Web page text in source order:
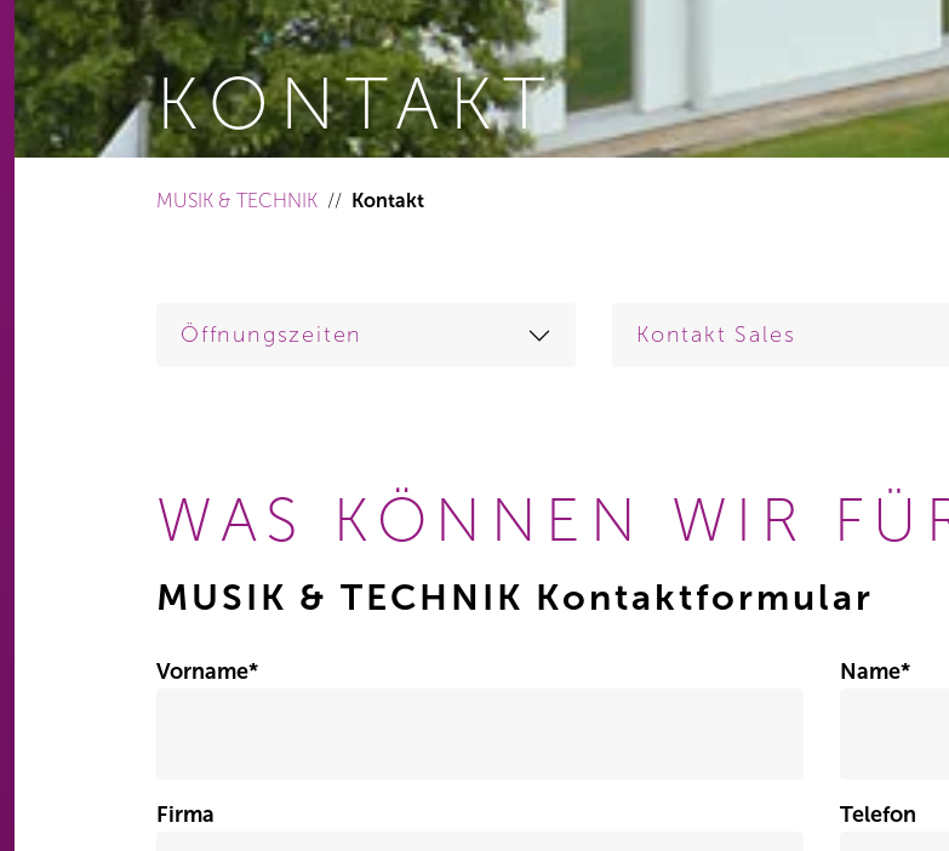
KONTAKT
MUSIK & TECHNIK
Kontakt
Öffnungszeiten Kontakt Sales
WAS KÖNNEN WIR
MUSIK & TECHNIK Kontaktformular
Vorname* Name*
Firma Telefon